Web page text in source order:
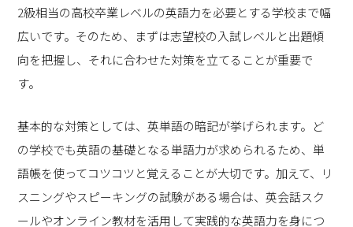
2級相当の高校卒業レベルの英語力を必要とする学校まで幅
広いです。そのため、まずは志望校の入試レベルと出題傾
向を把握し、それに合わせた対策を立てることが重要で
す。
基本的な対策としては、英単語の暗記が挙げられます。ど
の学校でも英語の基礎となる単語力が求められるため、単
語帳を使ってコツコツと覚えることが大切です。加えて、リ
スニングやスピーキングの試験がある場合は、英会話スク
ールやオンライン教材を活用して実践的な英語力を身につ